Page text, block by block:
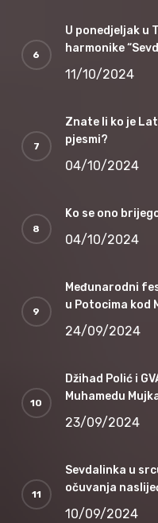
U ponedjeljak u
harmonike
11/10/2024
Znate li ko je
pjesmi?
04/10/2024
Ko se ono
04/10/2024
Međunarodni
u Potocima kod
24/09/2024
Džihad Polić i
Muhamedu
23/09/2024
Sevdalinka u
očuvanja
10/09/2024